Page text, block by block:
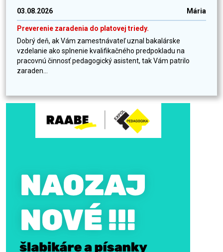
03.08.2026 Mária
Preverenie zaradenia do platovej triedy.
Dobrý deň, ak Vám zamestnávateľ uznal bakalárske
vzdelanie ako splnenie kvalifikačného predpokladu na
pracovnú činnosť pedagogický asistent, tak Vám patrilo
zaraden...